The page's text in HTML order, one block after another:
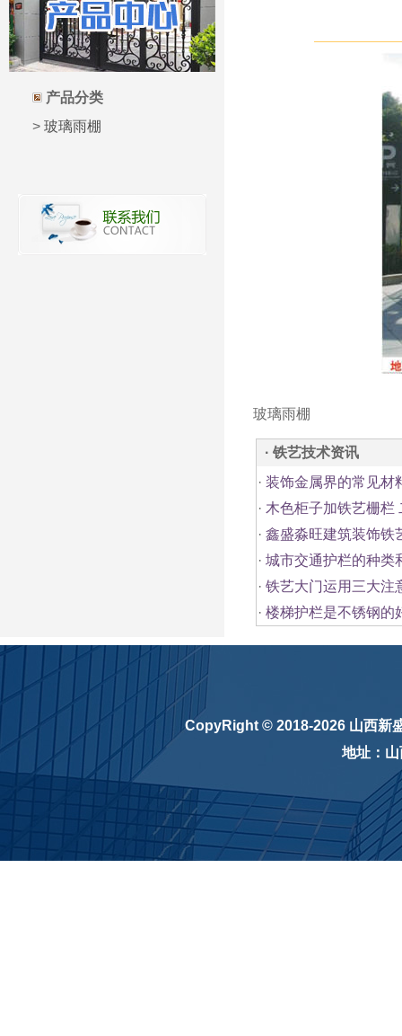
产品分类
> 玻璃雨棚
玻璃雨棚
· 铁艺技术资讯
· 装饰金属界的常见材
· 木色柜子加铁艺栅栏
· 鑫盛淼旺建筑装饰铁
· 城市交通护栏的种类
· 铁艺大门运用三大注
· 楼梯护栏是不锈钢的
CopyRight © 2018-2026 山西新
地址：